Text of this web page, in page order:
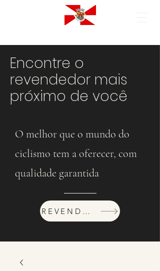
Encontre o
revendedor mais
próximo de você
O melhor que o mundo do
ciclismo tem a oferecer, com
qualidade garantida
REVENDEDORES